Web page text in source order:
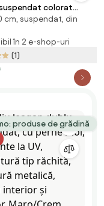
colorat
cm, suspendat, din
în 2 e-shop-uri
(1)
produse de grădină